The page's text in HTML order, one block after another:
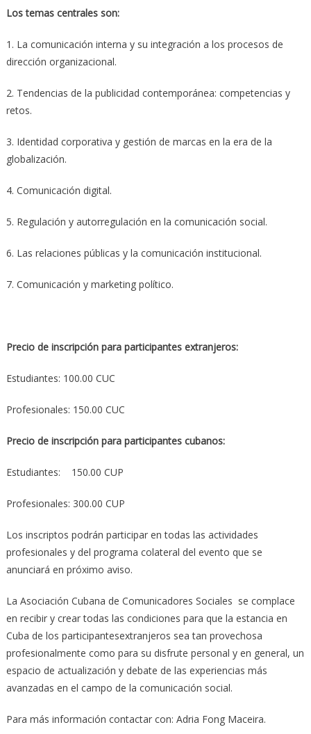
Los temas centrales son:
1. La comunicación interna y su integración a los procesos de
dirección organizacional.
2. Tendencias de la publicidad contemporánea: competencias y
retos.
3. Identidad corporativa y gestión de marcas en la era de la
globalización.
4. Comunicación digital.
5. Regulación y autorregulación en la comunicación social.
6. Las relaciones públicas y la comunicación institucional.
7. Comunicación y marketing político.
Precio de inscripción para participantes extranjeros:
Estudiantes: 100.00 CUC
Profesionales: 150.00 CUC
Precio de inscripción para participantes cubanos:
Estudiantes: 150.00 CUP
Profesionales: 300.00 CUP
Los inscriptos podrán participar en todas las actividades
profesionales y del programa colateral del evento que se
anunciará en próximo aviso.
La Asociación Cubana de Comunicadores Sociales se complace
en recibir y crear todas las condiciones para que la estancia en
Cuba de los participantesextranjeros sea tan provechosa
profesionalmente como para su disfrute personal y en general, un
espacio de actualización y debate de las experiencias más
avanzadas en el campo de la comunicación social.
Para más información contactar con: Adria Fong Maceira.